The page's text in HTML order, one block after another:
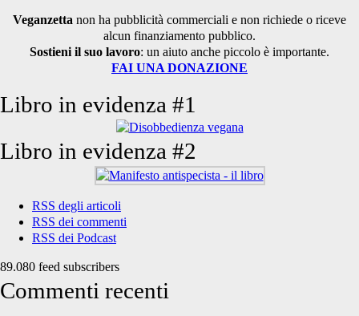
Veganzetta non ha pubblicità commerciali e non richiede o riceve
alcun finanziamento pubblico.
Sostieni il suo lavoro: un aiuto anche piccolo è importante.
FAI UNA DONAZIONE
Libro in evidenza #1
Libro in evidenza #2
RSS degli articoli
RSS dei commenti
RSS dei Podcast
89.080 feed subscribers
Commenti recenti